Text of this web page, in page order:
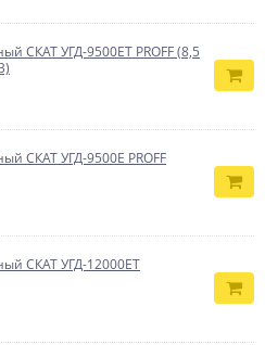
СКАТ УГД-9500ЕТ PROFF (8,5
СКАТ УГД-9500Е PROFF
СКАТ УГД-12000ET